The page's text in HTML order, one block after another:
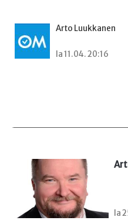
Arto Luukkanen
la 11.04. 20:16
la